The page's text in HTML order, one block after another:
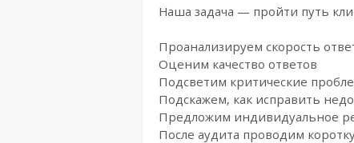
Наша задача — пройти путь
Проанализируем скорость
Оценим качество ответов
Подсветим критические
Подскажем, как исправить
Предложим индивидуальное
После аудита проводим